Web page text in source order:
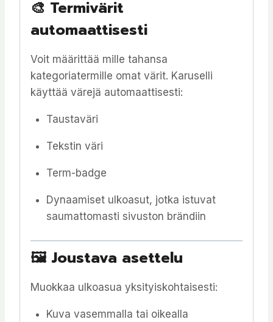
🎨 Termivärit
automaattisesti
Voit määrittää mille tahansa
kategoriatermille omat värit. Karuselli
käyttää värejä automaattisesti:
Taustaväri
Tekstin väri
Term-badge
Dynaamiset ulkoasut, jotka istuvat
saumattomasti sivuston brändiin
🖼 Joustava asettelu
Muokkaa ulkoasua yksityiskohtaisesti:
Kuva vasemmalla tai oikealla